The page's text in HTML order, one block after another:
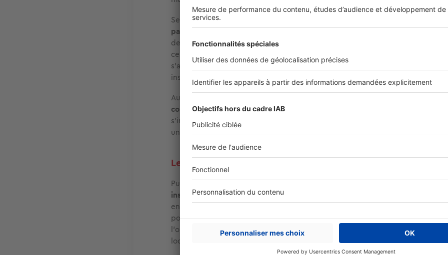
Selon le sociologue Jean Viard,
pas sous le feu des projecteurs ces vingt dernières années, à l’exemple « d’
de Laval ou encore de Libourne, en raison des prix de l’immobilier moins
ces villes sont tout aussi agréables que les autres villes moyennes. Le
s’amorce, diffère de l’exode rural de 1968 où des dizaines de milliers de
installés à la campagne par refus du capitalisme.
Aujourd’hui,
conservent leur emploi et veulent que leurs enfants fassent de bonnes
s’installent donc le long du réseau SNCF pour être à 1 heure d’une métropole
une attention particulière à la connexion internet de leur logement ».
Les acheteurs veulent une pièce en plus
Puisqu’ils comptent télétravailler,les acheteurs ont besoin d’une pièce en
installer leur bureau. Parmi les acheteurs intéressés par les biens anciens ou
entre le neuf et l'ancien, 81 % sont d’ailleurs prêts à faire des travaux. Ce qui
possibilité de pouvoir aménager leur logement comme ils le souhaitent,
l’opportunité de payer leur logement moins cher, sans pour autant faire de
localisation.